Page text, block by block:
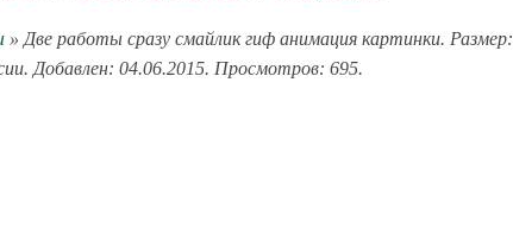
» Две работы сразу смайлик гиф анимация картинки. Размер:
Добавлен: 04.06.2015. Просмотров: 695.